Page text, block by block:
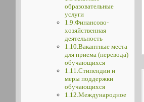
образовательные
услуги
1.9.Финансово-
хозяйственная
деятельность
1.10.Вакантные места
для приема (перевода)
обучающихся
1.11.Стипендии и
меры поддержки
обучающихся
1.12.Международное